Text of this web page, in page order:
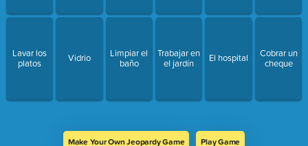
Lavar los
platos
Vidrio
Limpiar el
baño
Trabajar en
el jardín
El hospital
Cobrar un
cheque
Make Your Own Jeopardy Game Play Game